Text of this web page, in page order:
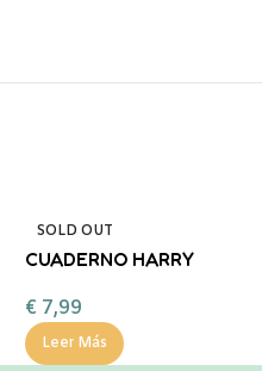
SOLD OUT
CUADERNO HARRY
€ 7,99
Leer Más